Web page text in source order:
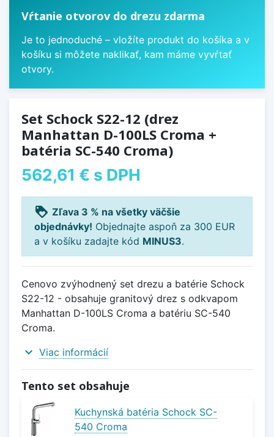
Vŕtanie otvorov do drezu zdarma
Je to jednoduché – vložíte produkt do košíka a v
košíku si môžete naklikať, kam máme vyvŕtať
otvory.
Set Schock S22-12 (drez
Manhattan D-100LS Croma +
batéria SC-540 Croma)
562,61 € s DPH
loyalty Zľava 3 % na všetky väčšie
objednávky! Objednajte aspoň za 300 EUR
a v košíku zadajte kód MINUS3.
Cenovo zvýhodnený set drezu a batérie Schock
S22-12 - obsahuje granitový drez s odkvapom
Manhattan D-100LS Croma a batériu SC-540
Croma.
expand_more Viac informácií
Tento set obsahuje
Kuchynská batéria Schock SC-
540 Croma